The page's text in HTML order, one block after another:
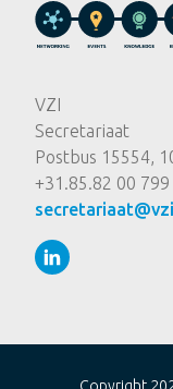
VZI
Secretariaat
Postbus 15554,
+31.85.82 00 799